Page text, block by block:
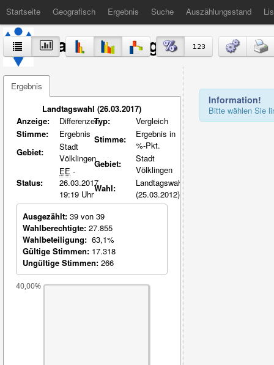
Startseite Geografisch Ergebnis Suche Auszählungsstand
Stadt Völklingen
Ergebnis
Landtagswahl (26.03.2017)
Anzeige:
Differenzen
Stimme:
Ergebnis
Gebiet:
Stadt
Völklingen
Status:
EE -
26.03.2017
19:19 Uhr
Typ:
Vergleich
Stimme:
Ergebnis in
%-Pkt.
Gebiet:
Stadt
Völklingen
Wahl:
Landtagswahl
(25.03.2012)
Ausgezählt: 39 von 39
Wahlberechtigte: 27.855
Wahlbeteiligung: 63,1%
Gültige Stimmen: 17.318
Ungültige Stimmen: 266
40,00%
Information!
Bitte wählen Sie